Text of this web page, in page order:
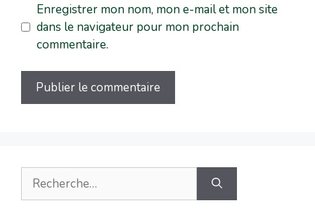
Enregistrer mon nom, mon e-mail et mon site
dans le navigateur pour mon prochain
commentaire.